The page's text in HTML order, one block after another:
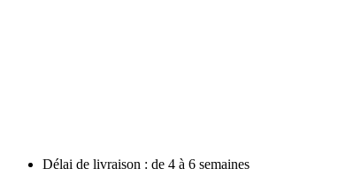
Délai de livraison : de 4 à 6 semaines